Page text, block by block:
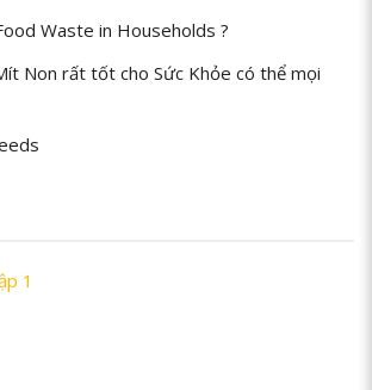
Waste in Households ?
Non rất tốt cho Sức Khỏe có thể mọi
1